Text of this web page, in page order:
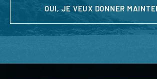
OUI, JE VEUX DONNER